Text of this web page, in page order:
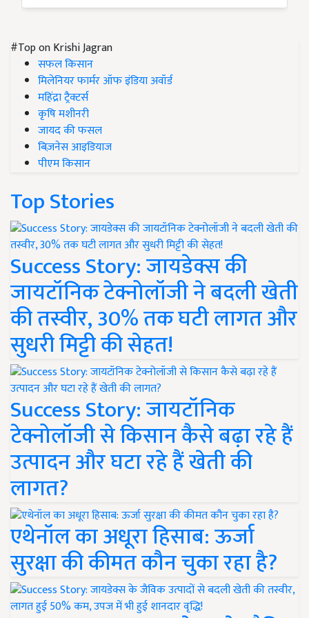
#Top on Krishi Jagran
सफल किसान
मिलेनियर फार्मर ऑफ इंडिया अवॉर्ड
महिंद्रा ट्रैक्टर्स
कृषि मशीनरी
जायद की फसल
बिज़नेस आइडियाज
पीएम किसान
Top Stories
Success Story: जायडेक्स की
जायटॉनिक टेक्नोलॉजी ने बदली खेती
की तस्वीर, 30% तक घटी लागत और
सुधरी मिट्टी की सेहत!
Success Story: जायटॉनिक
टेक्नोलॉजी से किसान कैसे बढ़ा रहे हैं
उत्पादन और घटा रहे हैं खेती की
लागत?
एथेनॉल का अधूरा हिसाब: ऊर्जा
सुरक्षा की कीमत कौन चुका रहा है?